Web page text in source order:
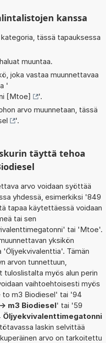
kanssa
tässä tapauksessa
muuntaa.
joka vastaa muunnettavaa
'
[Mtoe]
'.
arvo muunnetaan, tässä
'.
täyttä tehoa
arvo voidaan syöttää
yhdessä, esimerkiksi '849
tapaa käytettäessä voidaan
tai sen
tai 'Mtoe'.
yksikön
Tämän
arvon tunnettuun,
myös alun perin
vaihtoehtoisesti myös
m3 Biodiesel' tai '94
m3 Biodiesel' tai '59
Öljyekvivalenttimegatonni
laskin selvittää
arvo on tarkoitettu